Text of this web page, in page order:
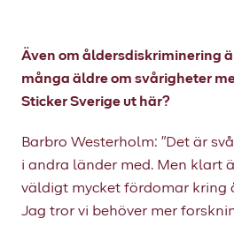
Även om åldersdiskriminering
många äldre om svårigheter
Sticker Sverige ut här?
Barbro Westerholm: ”Det är
i andra länder med. Men klart
väldigt mycket fördomar kring
Jag tror vi behöver mer